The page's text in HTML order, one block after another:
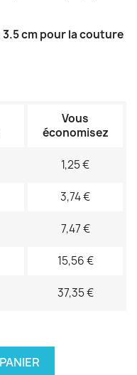
cm pour la couture
Vous
économisez
1,25 €
3,74 €
7,47 €
15,56 €
37,35 €